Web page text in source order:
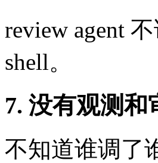
review agent
shell。
7. 没有观测和
不知道谁调了